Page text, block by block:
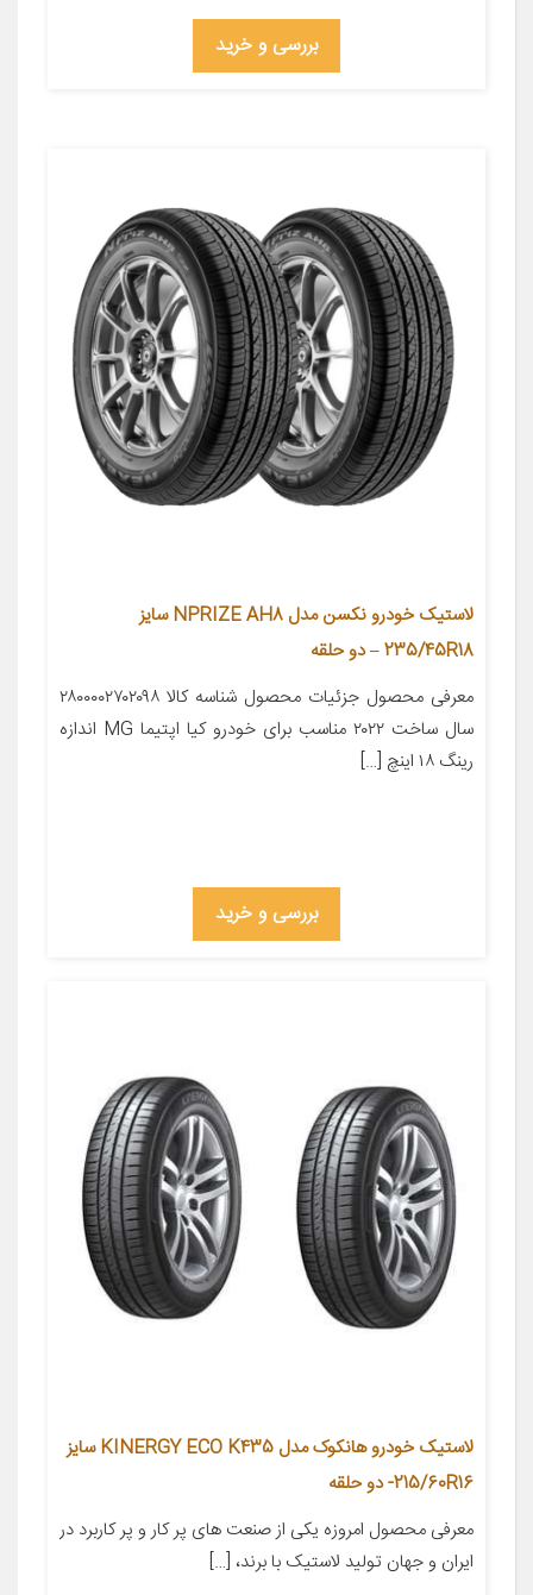
بررسی و خرید
لاستیک خودرو نکسن مدل NPRIZE AH8 سایز
235/45R18 – دو حلقه
معرفی محصول جزئیات محصول شناسه کالا ۲۸۰۰۰۰۲۷۰۲۰۹۸
سال ساخت ۲۰۲۲ مناسب برای خودرو کیا اپتیما MG اندازه
رینگ ۱۸ اینچ […]
بررسی و خرید
لاستیک خودرو هانکوک مدل KINERGY ECO K435 سایز
215/60R16- دو حلقه
معرفی محصول امروزه یکی از صنعت های پر کار و پر کاربرد در
ایران و جهان تولید لاستیک با برند، […]